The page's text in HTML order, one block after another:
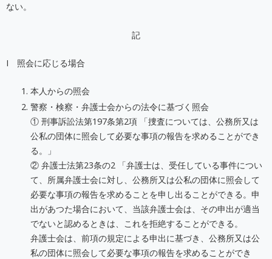
ない。
記
I 照会に応じる場合
本人からの照会
警察・検察・弁護士会からの法令に基づく照会
① 刑事訴訟法第197条第2項 「捜査については、公務所又は
公私の団体に照会して必要な事項の報告を求めることができ
る。」
② 弁護士法第23条の2 「弁護士は、受任している事件につい
て、所属弁護士会に対し、公務所又は公私の団体に照会して
必要な事項の報告を求めることを申し出ることができる。申
出があつた場合において、当該弁護士会は、その申出が適当
でないと認めるときは、これを拒絶することができる。
弁護士会は、前項の規定による申出に基づき、公務所又は公
私の団体に照会して必要な事項の報告を求めることができ